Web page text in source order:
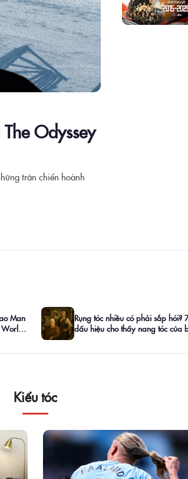
Odyssey
trận chiến hoành
Man
World
Rụng tóc nhiều có phải sắp hói?
dấu hiệu cho thấy nang tóc của
Kiểu tóc